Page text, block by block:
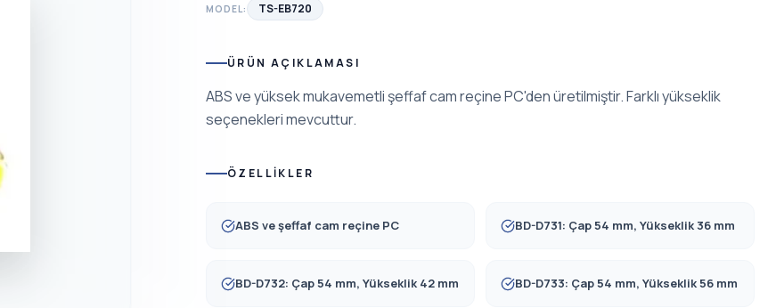
MODEL: TS-EB720
ÜRÜN AÇIKLAMASI
ABS ve yüksek mukavemetli şeffaf cam reçine PC'den üretilmiştir. Farklı yükseklik
seçenekleri mevcuttur.
ÖZELLIKLER
ABS ve şeffaf cam reçine PC BD-D731: Çap 54 mm, Yükseklik 36 mm
BD-D732: Çap 54 mm, Yükseklik 42 mm BD-D733: Çap 54 mm, Yükseklik 56 mm